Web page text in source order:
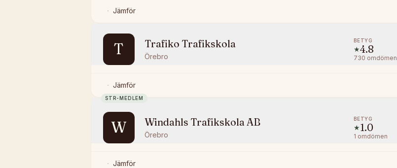
Jämför
T Trafiko Trafikskola
Örebro
BETYG
★4.8
730 omdömen
Jämför
STR-MEDLEM
W Windahls Trafikskola AB
Örebro
BETYG
★1.0
1 omdömen
Jämför